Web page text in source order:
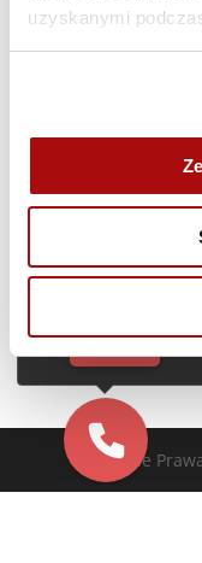
uzyskanymi
Poprzedni dzień
Wszelkie
Cześć!
do Ciebie za darmo
TAK